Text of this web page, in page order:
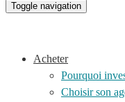
Toggle navigation
Acheter
Pourquoi
Choisir son